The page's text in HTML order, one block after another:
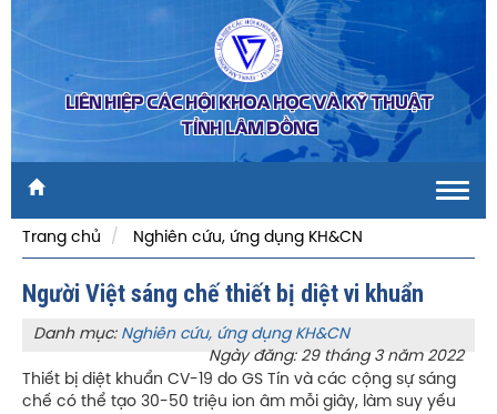
LIÊN HIỆP CÁC HỘI KHOA HỌC VÀ KỸ THUẬT
TỈNH LÂM ĐỒNG
Trang chủ
Nghiên cứu, ứng dụng KH&CN
Người Việt sáng chế thiết bị diệt vi khuẩn
Danh mục: Nghiên cứu, ứng dụng KH&CN
Ngày đăng: 29 tháng 3 năm 2022
Thiết bị diệt khuẩn CV-19 do GS Tín và các cộng sự sáng
chế có thể tạo 30-50 triệu ion âm mỗi giây, làm suy yếu